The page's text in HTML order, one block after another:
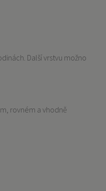
Další vrstvu možno
rovném a vhodně